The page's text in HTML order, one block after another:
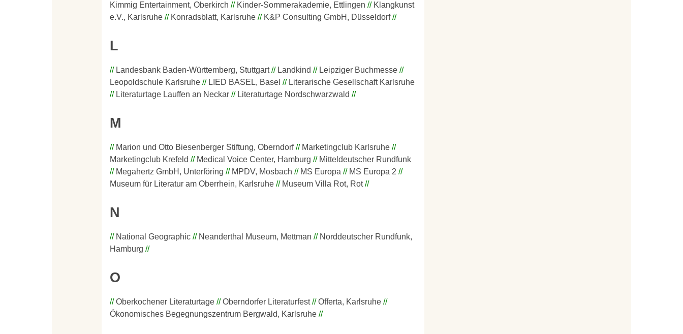
Kimmig Entertainment, Oberkirch
Kinder-Sommerakademie, Ettlingen
Klangkunst
e.V., Karlsruhe
Konradsblatt, Karlsruhe K&P Consulting GmbH, Düsseldorf
L
Landesbank Baden-Württemberg, Stuttgart Landkind
Leipziger Buchmesse
Leopoldschule Karlsruhe
LIED BASEL, Basel
Literarische Gesellschaft Karlsruhe
Literaturtage Lauffen an Neckar
Literaturtage Nordschwarzwald
M
Marion und Otto Biesenberger Stiftung, Oberndorf
Marketingclub Karlsruhe
Marketingclub Krefeld
Medical Voice Center, Hamburg
Mitteldeutscher Rundfunk
Megahertz GmbH, Unterföring
MPDV, Mosbach MS Europa
MS Europa 2
Museum für Literatur am Oberrhein, Karlsruhe
Museum Villa Rot, Rot
N
National Geographic Neanderthal Museum, Mettman
Norddeutscher Rundfunk,
Hamburg
O
Oberkochener Literaturtage Oberndorfer Literaturfest
Offerta, Karlsruhe
Ökonomisches Begegnungszentrum Bergwald, Karlsruhe